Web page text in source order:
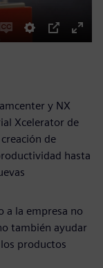
EnableSettings
PIP
Enter
y NX
Xcelerator de
de
hasta
a la empresa no
también ayudar
productos